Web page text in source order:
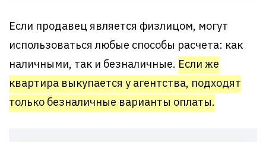
Если продавец является физлицом, могут
использоваться любые способы расчета: как
наличными, так и безналичные. Если же
квартира выкупается у агентства, подходят
только безналичные варианты оплаты.